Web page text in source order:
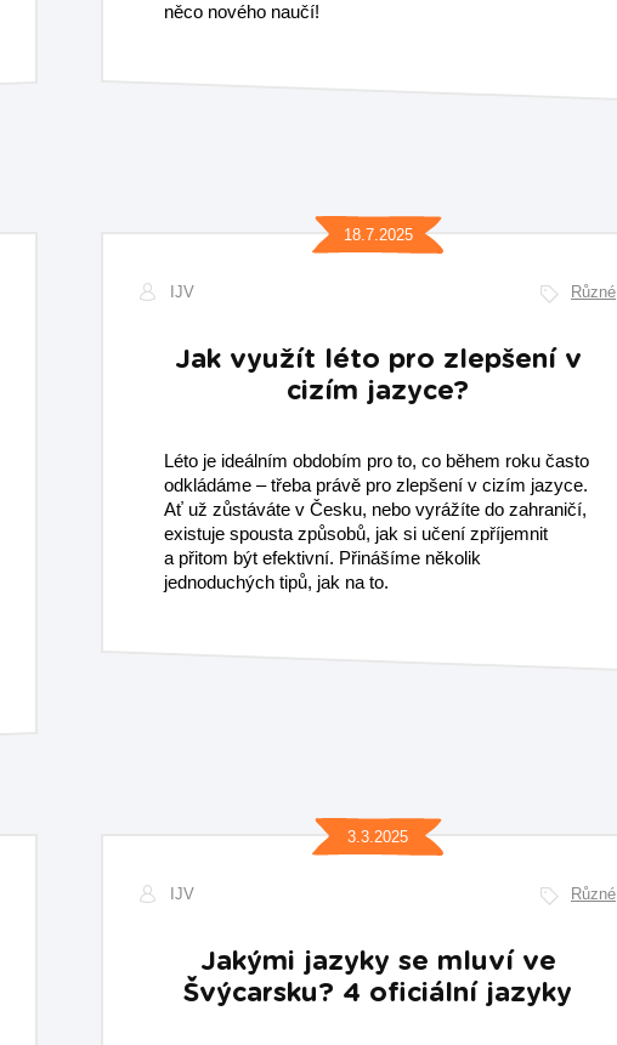
něco nového naučí!
18.7.2025
IJV Různé
Jak využít léto pro zlepšení v
cizím jazyce?
Léto je ideálním obdobím pro to, co během roku často
odkládáme – třeba právě pro zlepšení v cizím jazyce.
Ať už zůstáváte v Česku, nebo vyrážíte do zahraničí,
existuje spousta způsobů, jak si učení zpříjemnit
a přitom být efektivní. Přinášíme několik
jednoduchých tipů, jak na to.
3.3.2025
IJV Různé
Jakými jazyky se mluví ve
Švýcarsku? 4 oficiální jazyky